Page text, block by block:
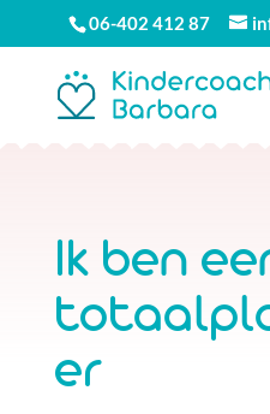
06-402 412 87
Ik ben
er